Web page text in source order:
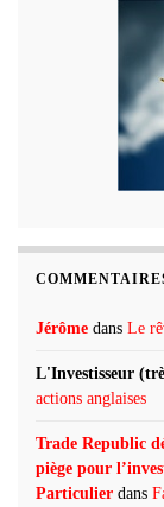
Jérôme dans Le
L'Investisseur
actions anglaises
Trade Republic
piège pour
Particulier dans